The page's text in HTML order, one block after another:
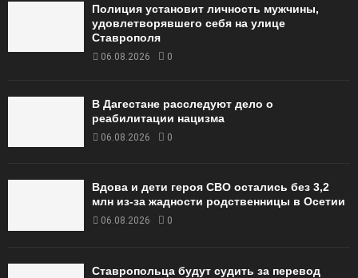
Полиция установит личность мужчины,
удовлетворявшего себя на улице
Ставрополя
06.08.2026 0
В Дагестане расследуют дело о
реабилитации нацизма
06.08.2026 0
Вдова и дети героя СВО остались без 3,2
млн из-за жадности родственницы в Осетии
06.08.2026 0
Ставропольца будут судить за перевод